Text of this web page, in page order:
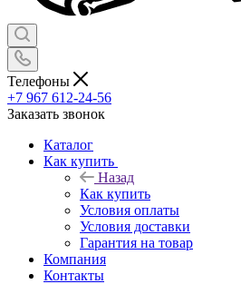
Телефоны
+7 967 612-24-56
Заказать звонок
Каталог
Как купить
Назад
Как купить
Условия оплаты
Условия доставки
Гарантия на товар
Компания
Контакты